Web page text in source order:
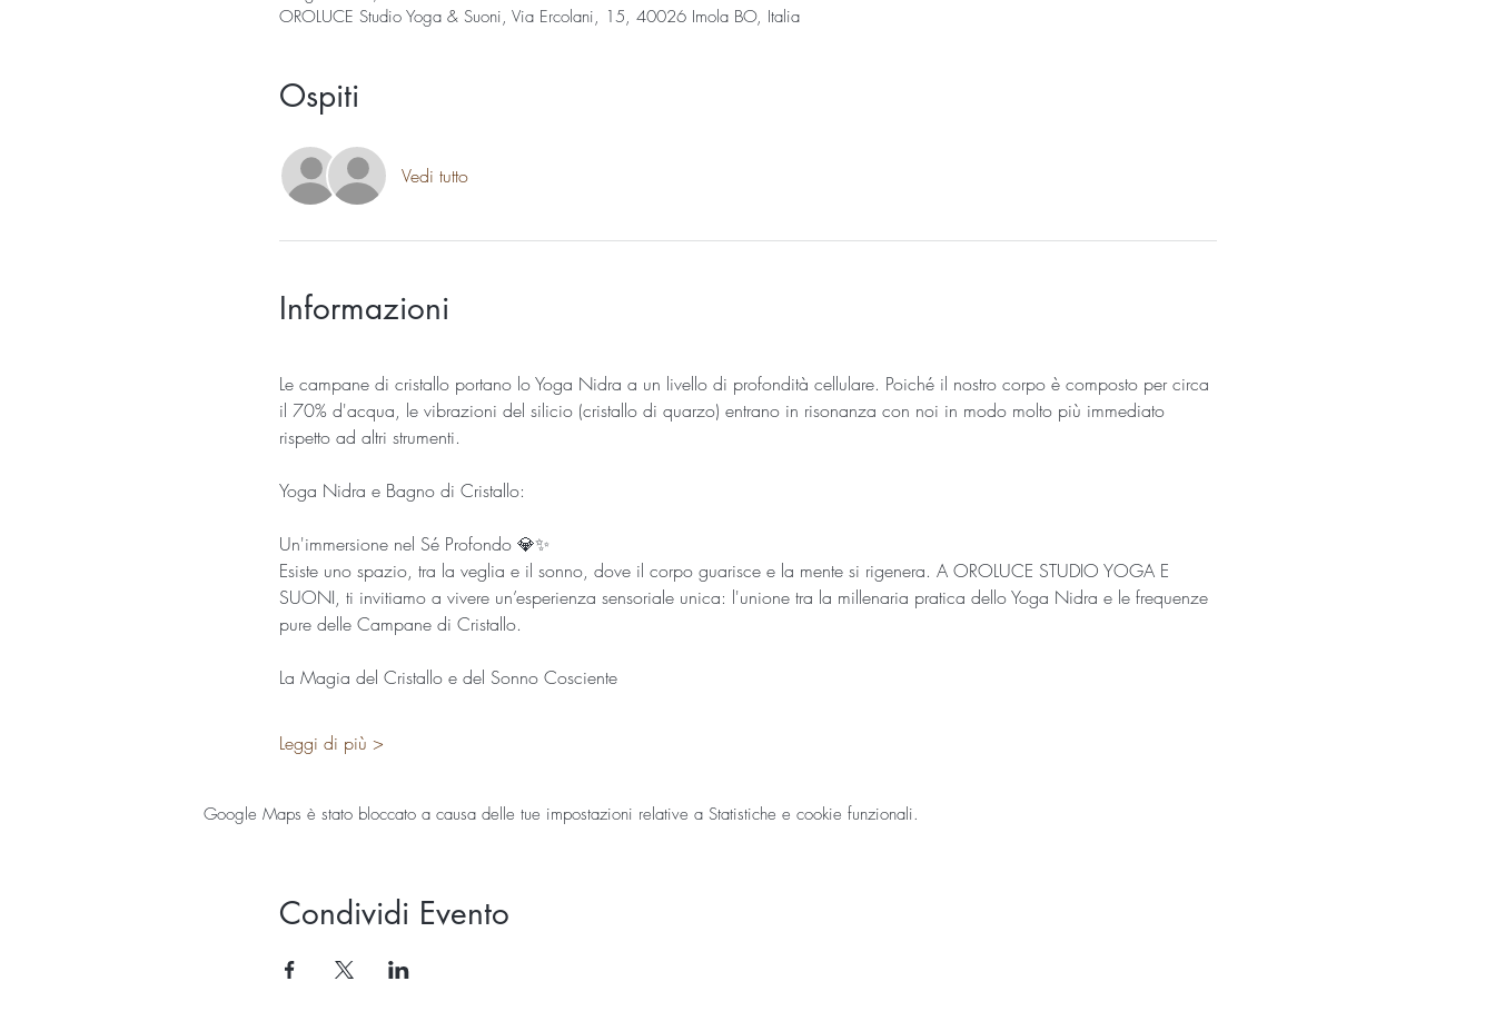
OROLUCE Studio Yoga & Suoni, Via Ercolani, 15, 40026 Imola BO, Italia
Ospiti
Vedi tutto
Informazioni
Le campane di cristallo portano lo Yoga Nidra a un livello di profondità cellulare. Poiché il nostro corpo è composto per circa
il 70% d'acqua, le vibrazioni del silicio (cristallo di quarzo) entrano in risonanza con noi in modo molto più immediato
rispetto ad altri strumenti.
​Yoga Nidra e Bagno di Cristallo:
Un'immersione nel Sé Profondo 💎✨
​Esiste uno spazio, tra la veglia e il sonno, dove il corpo guarisce e la mente si rigenera. A OROLUCE STUDIO YOGA E
SUONI, ti invitiamo a vivere un’esperienza sensoriale unica: l'unione tra la millenaria pratica dello Yoga Nidra e le frequenze
pure delle Campane di Cristallo.
​La Magia del Cristallo e del Sonno Cosciente
Leggi di più >
Google Maps è stato bloccato a causa delle tue impostazioni relative a Statistiche e cookie funzionali.
Condividi Evento